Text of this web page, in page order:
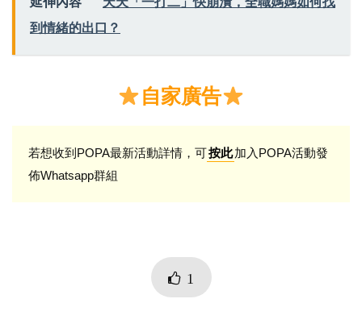
到情緒的出口？
自家廣告
若想收到POPA最新活動詳情，可按此加入POPA活動發
佈Whatsapp群組
1